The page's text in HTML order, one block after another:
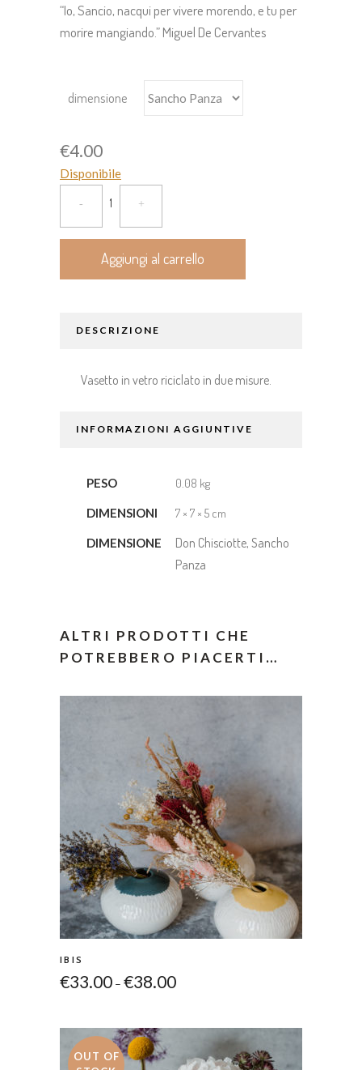
“Io, Sancio, nacqui per vivere morendo, e tu per
morire mangiando.” Miguel De Cervantes
dimensione
€4.00
Disponibile
Aggiungi al carrello
DESCRIZIONE
Vasetto in vetro riciclato in due misure.
INFORMAZIONI AGGIUNTIVE
PESO 0.08 kg
DIMENSIONI 7 × 7 × 5 cm
DIMENSIONE
Don Chisciotte, Sancho
Panza
ALTRI PRODOTTI CHE
POTREBBERO PIACERTI…
IBIS
€33.00 – €38.00
OUT OF